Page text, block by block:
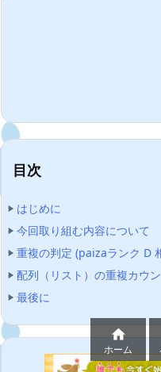
目次
はじめに
今回取り組む内容について
重複の判定 (paizaランク D
配列（リスト）の重複カウ
最後に

ホーム